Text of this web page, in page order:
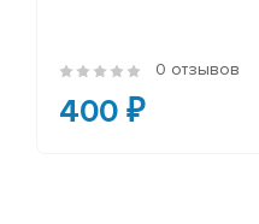
0 отзывов
400 ₽